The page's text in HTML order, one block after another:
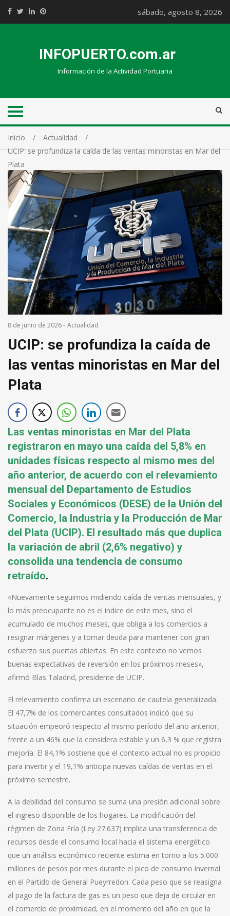
sábado, agosto 8, 2026
INFOPUERTO.com.ar
Información de la Actividad Portuaria
Inicio
Actualidad
UCIP: se profundiza la caída de las ventas minoristas en Mar del
Plata
8 de junio de 2026- Actualidad
UCIP: se profundiza la caída de
las ventas minoristas en Mar del
Plata
Las ventas minoristas en Mar del Plata
registraron en mayo una caída del 5,8% en
unidades físicas respecto al mismo mes del
año anterior, de acuerdo con el relevamiento
mensual del Departamento de Estudios
Sociales y Económicos (DESE) de la Unión del
Comercio, la Industria y la Producción de Mar
del Plata (UCIP). El resultado más que duplica
la variación de abril (2,6% negativo) y
consolida una tendencia de consumo
retraído.
«Nuevamente seguimos midiendo caída de ventas mensuales, y
lo más preocupante no es el índice de este mes, sino el
acumulado de muchos meses, que obliga a los comercios a
resignar márgenes y a tomar deuda para mantener con gran
esfuerzo sus puertas abiertas. En este contexto no vemos
buenas expectativas de reversión en los próximos meses»,
afirmó Blas Taladrid, presidente de UCIP.
El relevamiento confirma un escenario de cautela generalizada.
El 47,7% de los comerciantes consultados indicó que su
situación empeoró respecto al mismo período del año anterior,
frente a un 46% que la considera estable y un 6,3 % que registra
mejoría. El 84,1% sostiene que el contexto actual no es propicio
para invertir y el 19,1% anticipa nuevas caídas de ventas en el
próximo semestre.
A la debilidad del consumo se suma una presión adicional sobre
el ingreso disponible de los hogares. La modificación del
régimen de Zona Fría (Ley 27.637) implica una transferencia de
recursos desde el consumo local hacia el sistema energético
que un análisis económico reciente estima en torno a los 5.000
millones de pesos por mes durante el pico de consumo invernal
en el Partido de General Pueyrredon. Cada peso que se reasigna
al pago de la factura de gas es un peso que deja de circular en
el comercio de proximidad, en el momento del año en que la